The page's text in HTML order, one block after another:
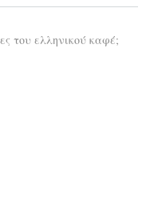
του ελληνικού καφέ;